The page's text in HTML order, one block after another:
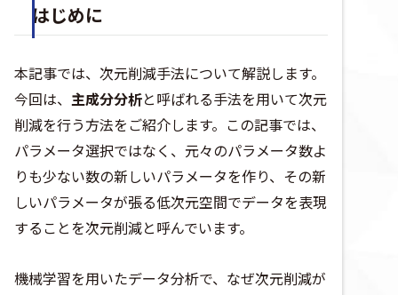
はじめに
本記事では、次元削減手法について解説します。
今回は、 主成分分析と呼ばれる手法を用いて次元
削減を行う方法をご紹介します。この記事では、
パラメータ選択ではなく、元々のパラメータ数よ
りも少ない数の新しいパラメータを作り、その新
しいパラメータが張る低次元空間でデータを表現
することを次元削減と呼んでいます。
機械学習を用いたデータ分析で、なぜ次元削減が